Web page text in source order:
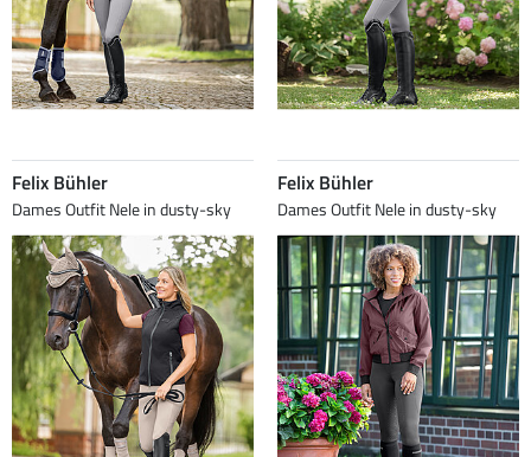
Felix Bühler
Dames Outfit Nele in dusty-sky
Felix Bühler
Dames Outfit Nele in dusty-sky